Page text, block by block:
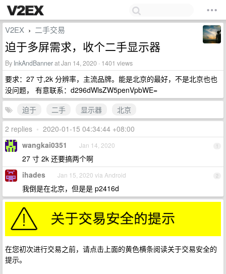
V2EX › 二手交易
迫于多屏需求，收个二手显示器
By InkAndBannerat Jan 14, 2020 · 1401 views
要求：27 寸,2k 分辨率，主流品牌。能是北京的最好，不是北京也也
没问题， 有意联系：d296dWlsZW5penVpbWE=
迫于
二手 显示器
北京
2 replies • 2020-01-15 04:34:44 +08:00
1
wangkai0351 Jan 14, 2020
27 寸 2k 还要搞两个啊
2
ihades Jan 15, 2020 via Android
我倒是在北京，但是是 p2416d
在您初次进行交易之前，请点击上面的黄色横条阅读关于交易安全的
提示。